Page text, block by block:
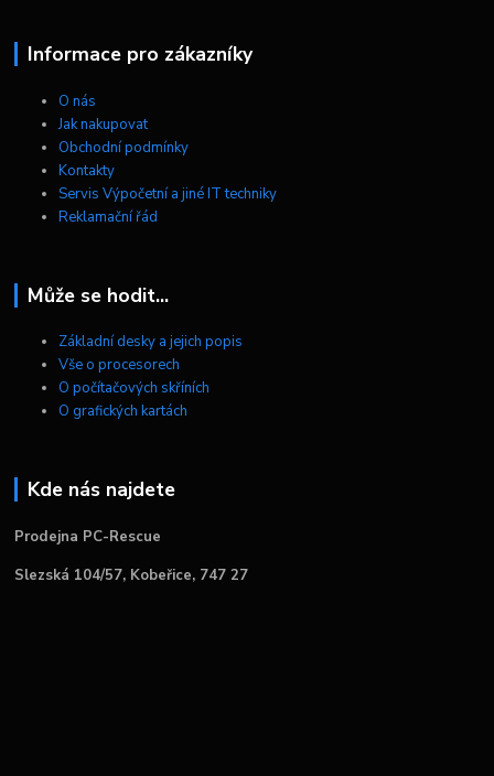
Informace pro zákazníky
O nás
Jak nakupovat
Obchodní podmínky
Kontakty
Servis Výpočetní a jiné IT techniky
Reklamační řád
Může se hodit...
Základní desky a jejich popis
Vše o procesorech
O počítačových skříních
O grafických kartách
Kde nás najdete
Prodejna PC-Rescue
Slezská 104/57, Kobeřice, 747 27